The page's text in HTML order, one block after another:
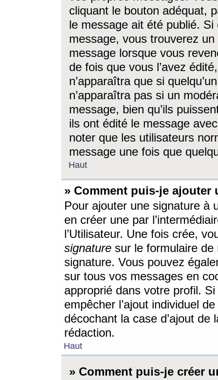
cliquant le bouton adéquat,
le message ait été publié. Si
message, vous trouverez
message lorsque vous
de fois que vous l’avez
n’apparaîtra que si
n’apparaîtra pas si un
message, bien qu’ils
ils ont édité le message
noter que les utilisateurs
message une fois que
Haut
» Comment puis-je ajouter
Pour ajouter une signature à
en créer une par
l’Utilisateur. Une fois crée,
signature sur le formulaire de
signature. Vous pouvez
sur tous vos messages en
approprié dans votre profil.
empêcher l’ajout individuel
décochant la case d’ajout
rédaction.
Haut
» Comment puis-je créer